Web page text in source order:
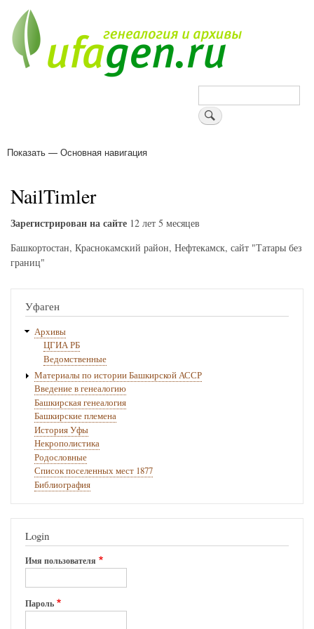
основному
содержанию
Поиск
Основная
Показать — Основная навигация
NailTimler
Зарегистрирован на сайте 12 лет 5 месяцев
Башкортостан, Краснокамский район, Нефтекамск, сайт "Татары без
границ"
Уфаген
Архивы
ЦГИА РБ
Ведомственные
Материалы по истории Башкирской АССР
Введение в генеалогию
Башкирская генеалогия
Башкирские племена
История Уфы
Некрополистика
Родословные
Список поселенных мест 1877
Библиография
Login
Имя пользователя
Пароль